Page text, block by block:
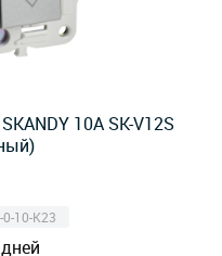
10А SK-V12S
10-K23